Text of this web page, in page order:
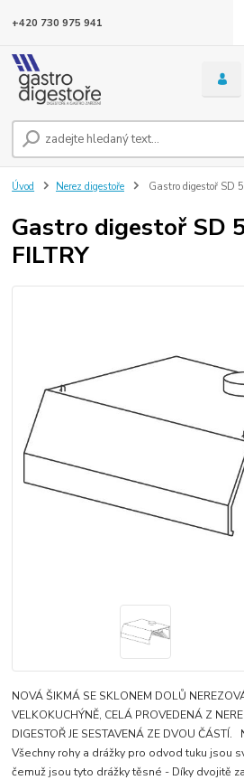
+420 730 975 941
Úvod Nerez digestoře Gastro digestoř SD
Gastro digestoř SD
FILTRY
NOVÁ ŠIKMÁ SE SKLONEM DOLŮ
VELKOKUCHÝNĚ, CELÁ PROVEDENÁ Z
DIGESTOŘ JE SESTAVENÁ ZE DVOU
Všechny rohy a drážky pro odvod tuku jsou
čemuž jsou tyto drážky těsné - Díky dvojitě